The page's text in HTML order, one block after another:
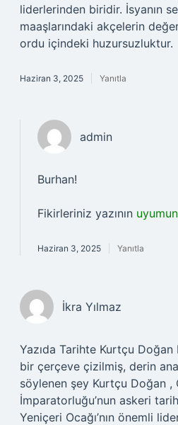
liderlerinden biridir. İsyanın
maaşlarındaki akçelerin
ordu içindeki huzursuzluktur.
Haziran 3, 2025 Yanıtla
admin
Burhan!
Fikirleriniz yazının
Haziran 3, 2025 Yanıtla
İkra Yılmaz
Yazıda Tarihte Kurtçu
bir çerçeve çizilmiş, derin
söylenen şey Kurtçu Doğan ,
İmparatorluğu’nun askeri
Yeniçeri Ocağı’nın önemli